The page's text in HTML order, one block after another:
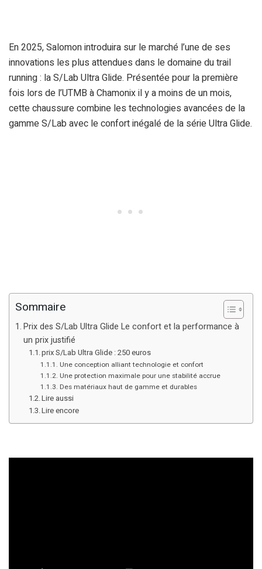
En 2025, Salomon introduira sur le marché l’une de ses
innovations les plus attendues dans le domaine du trail
running : la S/Lab Ultra Glide. Présentée pour la première
fois lors de l’UTMB à Chamonix il y a moins de un mois,
cette chaussure combine les technologies avancées de la
gamme S/Lab avec le confort inégalé de la série Ultra Glide.
Sommaire
Prix des S/Lab Ultra Glide Le confort et la performance à
un prix justifié
prix S/Lab Ultra Glide : 250 euros
Une conception alliant technologie et confort
Une protection maximale pour une stabilité accrue
Des matériaux haut de gamme et durables
Lire aussi
Lire encore